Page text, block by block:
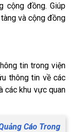
cộng đồng. Giúp
và cộng đồng
tin trong viện
thông tin về các
các khu vực quan
Cáo Trong